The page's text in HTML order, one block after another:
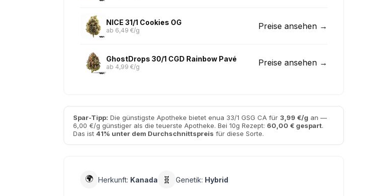
NICE 31/1 Cookies OG
ab 6,49 €/g Preise ansehen →
GhostDrops 30/1 CGD Rainbow Pavé
ab 4,99 €/g Preise ansehen →
Spar-Tipp: Die günstigste Apotheke bietet enua 33/1 GSG CA für 3,99 €/g an —
6,00 €/g günstiger als die teuerste Apotheke. Bei 10g Rezept: 60,00 € gespart.
Das ist 41% unter dem Durchschnittspreis für diese Sorte.
🌍 Herkunft: Kanada 🧬 Genetik: Hybrid